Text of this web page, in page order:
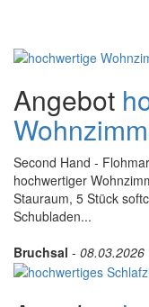
Angebot
Second Hand -
hochwertiger
Stauraum, 5 Stück
Schubladen...
Bruchsal - 08.03.2026